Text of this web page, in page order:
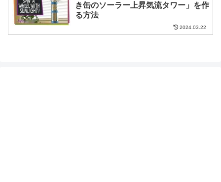
き缶のソーラー上昇気流タワー」を作
る方法
2024.03.22